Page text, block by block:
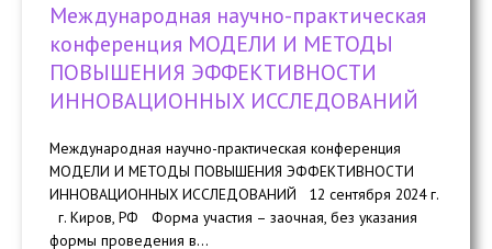
Международная научно-практическая
конференция МОДЕЛИ И МЕТОДЫ
ПОВЫШЕНИЯ ЭФФЕКТИВНОСТИ
ИННОВАЦИОННЫХ ИССЛЕДОВАНИЙ
Международная научно-практическая конференция
МОДЕЛИ И МЕТОДЫ ПОВЫШЕНИЯ ЭФФЕКТИВНОСТИ
ИННОВАЦИОННЫХ ИССЛЕДОВАНИЙ 12 сентября 2024 г.
г. Киров, РФ Форма участия – заочная, без указания
формы проведения в...